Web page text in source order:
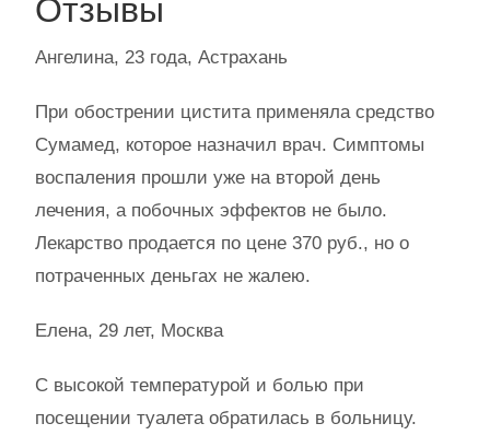
Отзывы
Ангелина, 23 года, Астрахань
При обострении цистита применяла средство
Сумамед, которое назначил врач. Симптомы
воспаления прошли уже на второй день
лечения, а побочных эффектов не было.
Лекарство продается по цене 370 руб., но о
потраченных деньгах не жалею.
Елена, 29 лет, Москва
С высокой температурой и болью при
посещении туалета обратилась в больницу.